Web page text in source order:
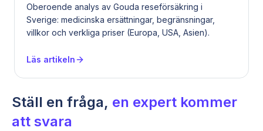
Oberoende analys av Gouda reseförsäkring i
Sverige: medicinska ersättningar, begränsningar,
villkor och verkliga priser (Europa, USA, Asien).
Läs artikeln
Ställ en fråga, en expert kommer
att svara